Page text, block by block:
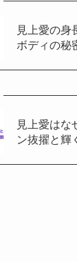
見上愛の身
ボディの秘
見上愛はな
ン抜擢と輝